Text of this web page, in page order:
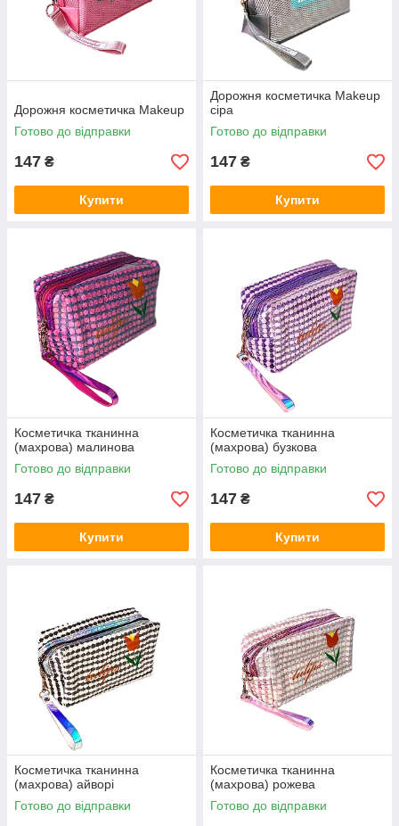
Дорожня косметичка Makeup
Готово до відправки
147 ₴
Купити
Дорожня косметичка Makeup
сіра
Готово до відправки
147 ₴
Купити
Косметичка тканинна
(махрова) малинова
Готово до відправки
147 ₴
Купити
Косметичка тканинна
(махрова) бузкова
Готово до відправки
147 ₴
Купити
Косметичка тканинна
(махрова) айворі
Готово до відправки
Косметичка тканинна
(махрова) рожева
Готово до відправки